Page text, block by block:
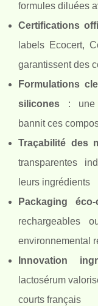
formules diluées
Certifications
labels Ecocert,
garantissent des
Formulations
silicones :
bannit ces
Traçabilité des
transparentes
leurs ingrédients
Packaging éco-
rechargeables
environnemental
Innovation
lactosérum
courts français